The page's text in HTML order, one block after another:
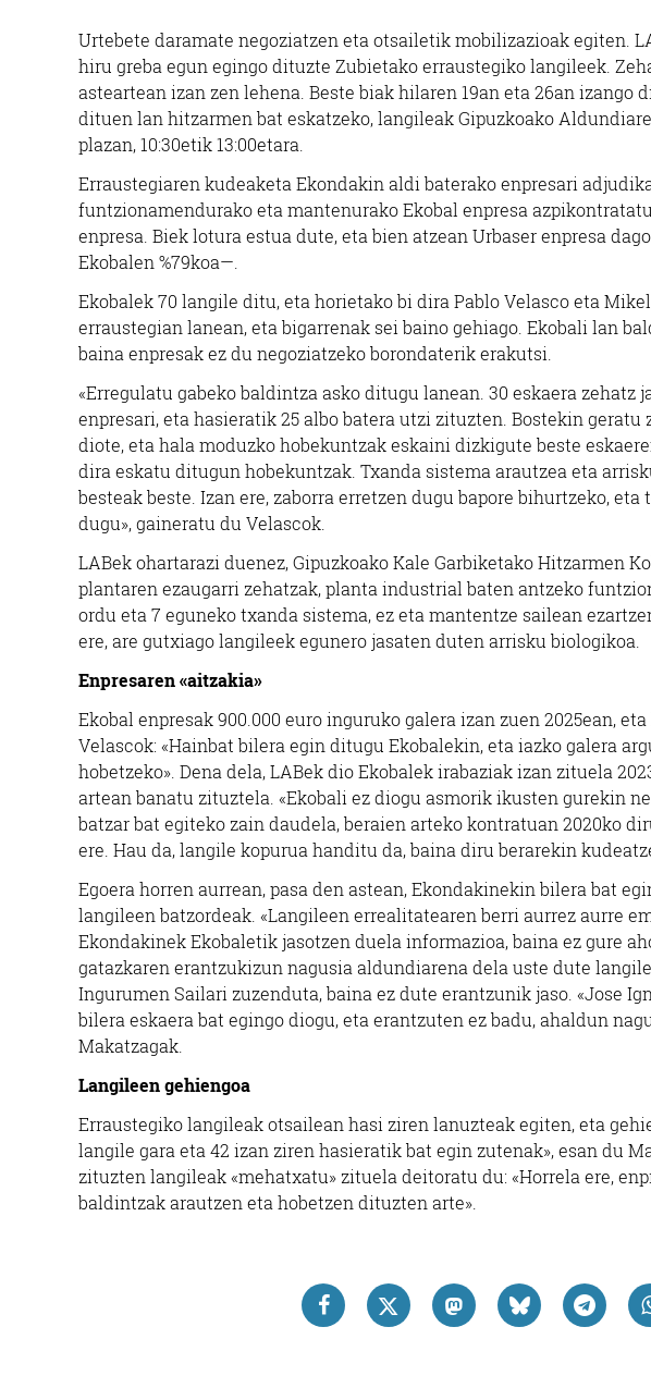
Urtebete daramate negoziatzen eta otsailetik mobilizazioak egiten.
hiru greba egun egingo dituzte Zubietako erraustegiko langileek.
asteartean izan zen lehena. Beste biak hilaren 19an eta 26an izango
dituen lan hitzarmen bat eskatzeko, langileak Gipuzkoako
plazan, 10:30etik 13:00etara.
Erraustegiaren kudeaketa Ekondakin aldi baterako enpresari
funtzionamendurako eta mantenurako Ekobal enpresa
enpresa. Biek lotura estua dute, eta bien atzean Urbaser enpresa
Ekobalen %79koa—.
Ekobalek 70 langile ditu, eta horietako bi dira Pablo Velasco eta
erraustegian lanean, eta bigarrenak sei baino gehiago. Ekobali lan
baina enpresak ez du negoziatzeko borondaterik erakutsi.
«Erregulatu gabeko baldintza asko ditugu lanean. 30 eskaera
enpresari, eta hasieratik 25 albo batera utzi zituzten. Bostekin
diote, eta hala moduzko hobekuntzak eskaini dizkigute beste
dira eskatu ditugun hobekuntzak. Txanda sistema arautzea eta
besteak beste. Izan ere, zaborra erretzen dugu bapore bihurtzeko,
dugu», gaineratu du Velascok.
LABek ohartarazi duenez, Gipuzkoako Kale Garbiketako Hitzarmen
plantaren ezaugarri zehatzak, planta industrial baten antzeko
ordu eta 7 eguneko txanda sistema, ez eta mantentze sailean
ere, are gutxiago langileek egunero jasaten duten arrisku biologikoa.
Enpresaren «aitzakia»
Ekobal enpresak 900.000 euro inguruko galera izan zuen 2025ean,
Velascok: «Hainbat bilera egin ditugu Ekobalekin, eta iazko galera
hobetzeko». Dena dela, LABek dio Ekobalek irabaziak izan zituela
artean banatu zituztela. «Ekobali ez diogu asmorik ikusten gurekin
batzar bat egiteko zain daudela, beraien arteko kontratuan 2020ko
ere. Hau da, langile kopurua handitu da, baina diru berarekin
Egoera horren aurrean, pasa den astean, Ekondakinekin bilera bat
langileen batzordeak. «Langileen errealitatearen berri aurrez aurre
Ekondakinek Ekobaletik jasotzen duela informazioa, baina ez gure
gatazkaren erantzukizun nagusia aldundiarena dela uste dute
Ingurumen Sailari zuzenduta, baina ez dute erantzunik jaso. «Jose
bilera eskaera bat egingo diogu, eta erantzuten ez badu, ahaldun
Makatzagak.
Langileen gehiengoa
Erraustegiko langileak otsailean hasi ziren lanuzteak egiten, eta
langile gara eta 42 izan ziren hasieratik bat egin zutenak», esan du
zituzten langileak «mehatxatu» zituela deitoratu du: «Horrela ere,
baldintzak arautzen eta hobetzen dituzten arte».